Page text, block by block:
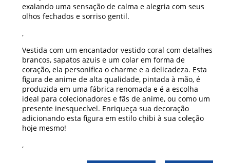
exalando uma sensação de calma e alegria com seus
olhos fechados e sorriso gentil.
,
Vestida com um encantador vestido coral com detalhes
brancos, sapatos azuis e um colar em forma de
coração, ela personifica o charme e a delicadeza. Esta
figura de anime de alta qualidade, pintada à mão, é
produzida em uma fábrica renomada e é a escolha
ideal para colecionadores e fãs de anime, ou como um
presente inesquecível. Enriqueça sua decoração
adicionando esta figura em estilo chibi à sua coleção
hoje mesmo!
,